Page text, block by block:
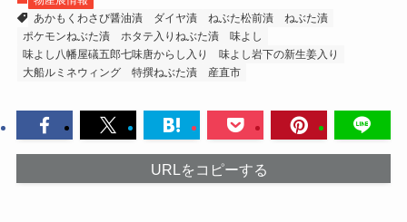
あかもくわさび醤油漬
ダイヤ漬 ねぶた松前漬
ねぶた漬
ポケモンねぶた漬
ホタテ入りねぶた漬
味よし
味よし八幡屋礒五郎七味唐からし入り
味よし岩下の新生姜入り
大船ルミネウィング
特撰ねぶた漬 産直市
URLをコピーする